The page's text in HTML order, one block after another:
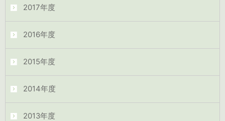
2017年度
2016年度
2015年度
2014年度
2013年度